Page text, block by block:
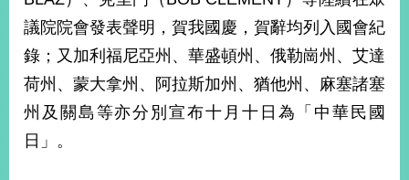
部
長
信
粉
絲
專
LINEInstagram
X平台
(原推特)
議院院會發表聲明，賀我國慶，賀辭均列入國會紀
錄；又加利福尼亞州、華盛頓州、俄勒崗州、艾達
荷州、蒙大拿州、阿拉斯加州、猶他州、麻塞諸塞
州及關島等亦分別宣布十月十日為「中華民國
日」。